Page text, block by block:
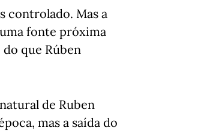
controlado. Mas a
fonte próxima
que Rúben
de Ruben
mas a saída do